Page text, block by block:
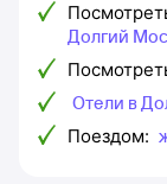
Долгий
Отели в
Поездом: